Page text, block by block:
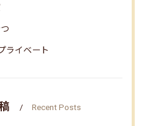
ライベート
Recent Posts